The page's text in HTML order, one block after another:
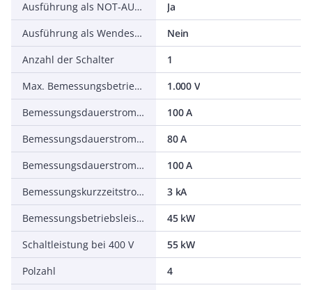
Ausführung als NOT-AUS-Einrichtung
Ja
Ausführung als Wendeschalter
Nein
Anzahl der Schalter
1
Max. Bemessungsbetriebsspannung Ue bei AC
1.000 V
Bemessungsdauerstrom Iu
100 A
Bemessungsdauerstrom bei AC-23, 400 V
80 A
Bemessungsdauerstrom bei AC-21, 400 V
100 A
Bemessungskurzzeitstromfestigkeit Icw
3 kA
Bemessungsbetriebsleistung bei AC-23, 400 V
45 kW
Schaltleistung bei 400 V
55 kW
Polzahl
4